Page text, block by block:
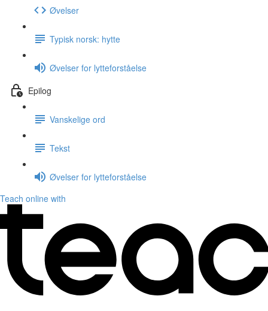
Øvelser
Typisk norsk: hytte
Øvelser for lytteforståelse
Epilog
Vanskelige ord
Tekst
Øvelser for lytteforståelse
Teach online with